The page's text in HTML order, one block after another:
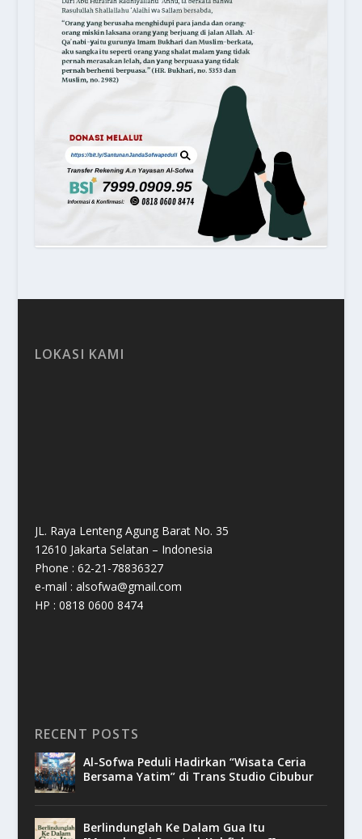
LOKASI KAMI
JL. Raya Lenteng Agung Barat No. 35
12610 Jakarta Selatan – Indonesia
Phone : 62-21-78836327
e-mail : alsofwa@gmail.com
HP : 0818 0600 8474
RECENT POSTS
Al-Sofwa Peduli Hadirkan “Wisata Ceria
Bersama Yatim” di Trans Studio Cibubur
Berlindunglah Ke Dalam Gua Itu